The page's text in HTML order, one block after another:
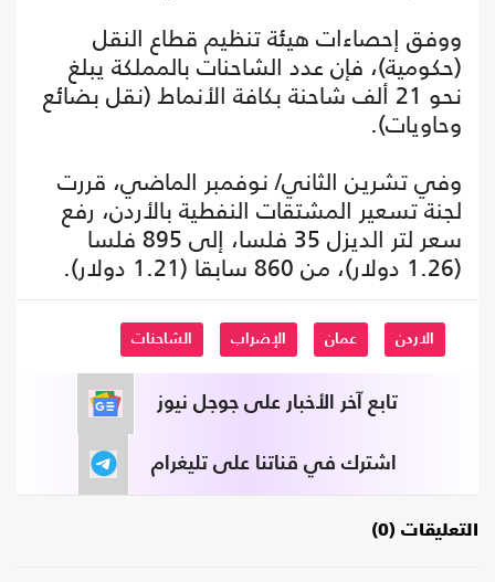
ووفق إحصاءات هيئة تنظيم قطاع النقل
(حكومية)، فإن عدد الشاحنات بالمملكة يبلغ
نحو 21 ألف شاحنة بكافة الأنماط (نقل بضائع
وحاويات).
وفي تشرين الثاني/ نوفمبر الماضي، قررت
لجنة تسعير المشتقات النفطية بالأردن، رفع
سعر لتر الديزل 35 فلسا، إلى 895 فلسا
(1.26 دولار)، من 860 سابقا (1.21 دولار).
الاردن عمان الإضراب الشاحنات
تابع آخر الأخبار على جوجل نيوز
اشترك في قناتنا على تليغرام
التعليقات (0)